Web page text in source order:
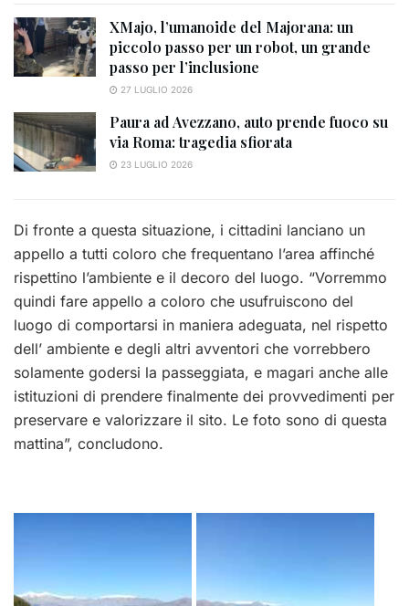
XMajo, l’umanoide del Majorana: un
piccolo passo per un robot, un grande
passo per l’inclusione
27 LUGLIO 2026
Paura ad Avezzano, auto prende fuoco su
via Roma: tragedia sfiorata
23 LUGLIO 2026
Di fronte a questa situazione, i cittadini lanciano un
appello a tutti coloro che frequentano l’area affinché
rispettino l’ambiente e il decoro del luogo. “Vorremmo
quindi fare appello a coloro che usufruiscono del
luogo di comportarsi in maniera adeguata, nel rispetto
dell’ ambiente e degli altri avventori che vorrebbero
solamente godersi la passeggiata, e magari anche alle
istituzioni di prendere finalmente dei provvedimenti per
preservare e valorizzare il sito. Le foto sono di questa
mattina”, concludono.